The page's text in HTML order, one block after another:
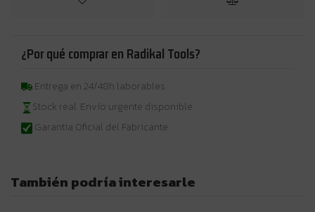
¿Por qué comprar en Radikal Tools?
Entrega en 24/48h laborables
Stock real. Envío urgente disponible
Garantia Oficial del Fabricante
También podría interesarle